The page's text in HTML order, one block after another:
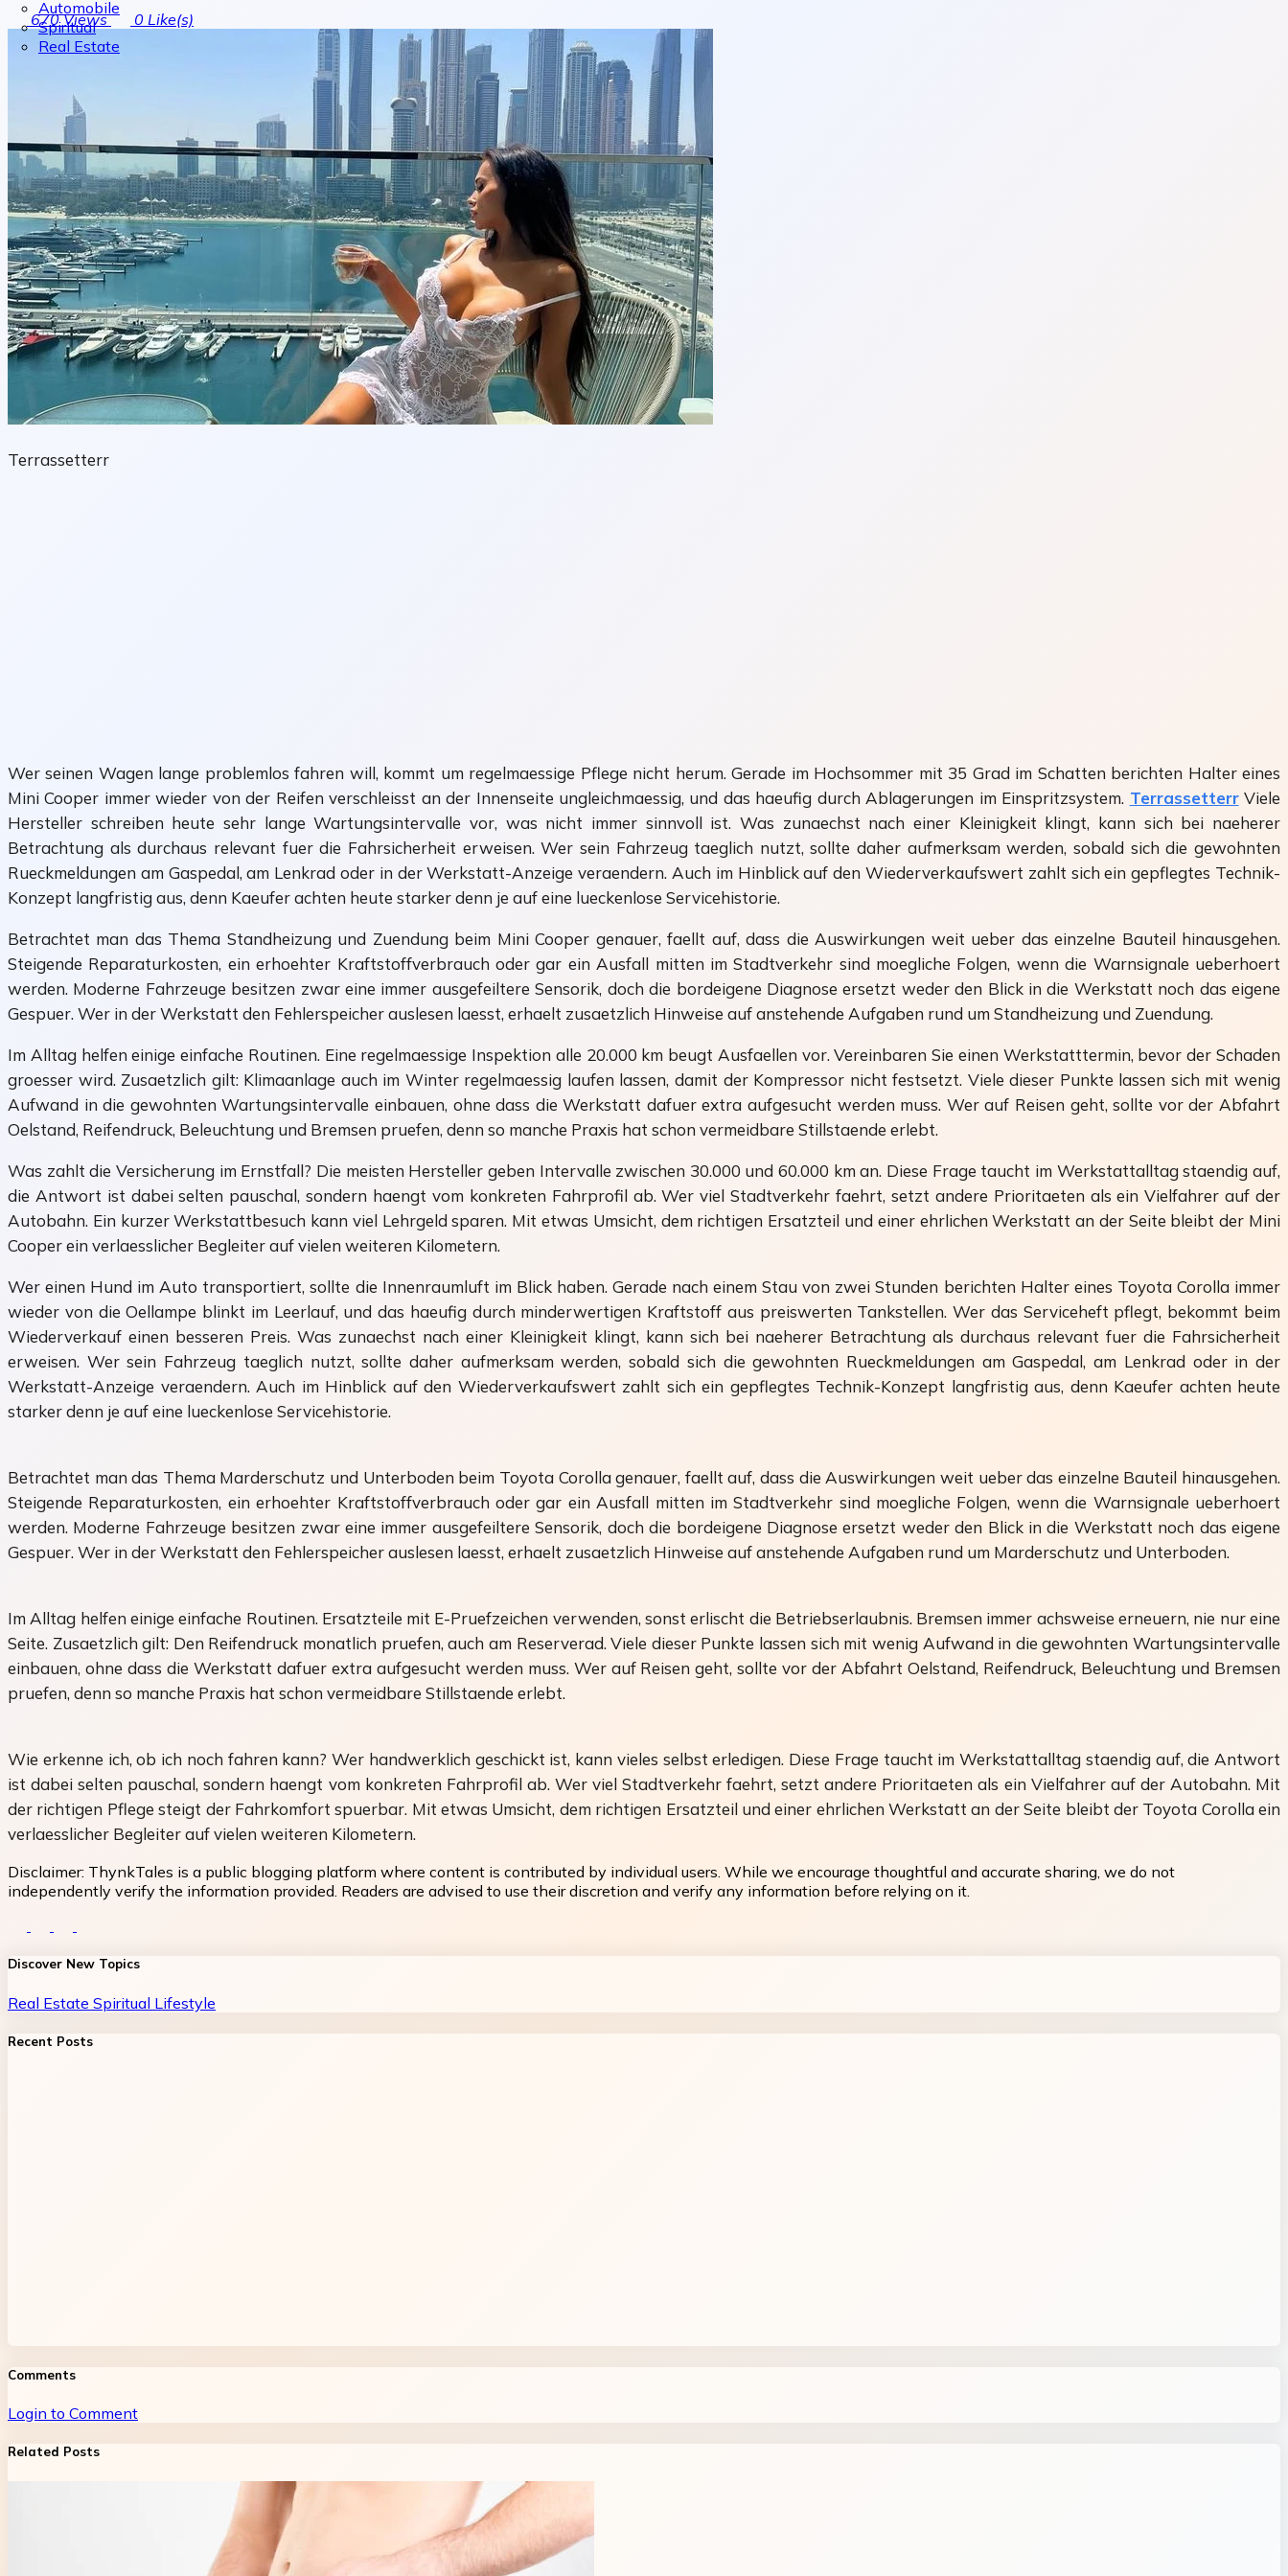
Automobile
Spiritual
Real Estate
670Views 0 Like(s)
Terrassetterr
Wer seinen Wagen lange problemlos fahren will, kommt um regelmaessige Pflege nicht herum. Gerade im Hochsommer mit 35 Grad im Schatten berichten Halter eines
Mini Cooper immer wieder von der Reifen verschleisst an der Innenseite ungleichmaessig, und das haeufig durch Ablagerungen im Einspritzsystem. TerrassetterrViele
Hersteller schreiben heute sehr lange Wartungsintervalle vor, was nicht immer sinnvoll ist. Was zunaechst nach einer Kleinigkeit klingt, kann sich bei naeherer
Betrachtung als durchaus relevant fuer die Fahrsicherheit erweisen. Wer sein Fahrzeug taeglich nutzt, sollte daher aufmerksam werden, sobald sich die gewohnten
Rueckmeldungen am Gaspedal, am Lenkrad oder in der Werkstatt-Anzeige veraendern. Auch im Hinblick auf den Wiederverkaufswert zahlt sich ein gepflegtes Technik-
Konzept langfristig aus, denn Kaeufer achten heute starker denn je auf eine lueckenlose Servicehistorie.
Betrachtet man das Thema Standheizung und Zuendung beim Mini Cooper genauer, faellt auf, dass die Auswirkungen weit ueber das einzelne Bauteil hinausgehen.
Steigende Reparaturkosten, ein erhoehter Kraftstoffverbrauch oder gar ein Ausfall mitten im Stadtverkehr sind moegliche Folgen, wenn die Warnsignale ueberhoert
werden. Moderne Fahrzeuge besitzen zwar eine immer ausgefeiltere Sensorik, doch die bordeigene Diagnose ersetzt weder den Blick in die Werkstatt noch das eigene
Gespuer. Wer in der Werkstatt den Fehlerspeicher auslesen laesst, erhaelt zusaetzlich Hinweise auf anstehende Aufgaben rund um Standheizung und Zuendung.
Im Alltag helfen einige einfache Routinen. Eine regelmaessige Inspektion alle 20.000 km beugt Ausfaellen vor. Vereinbaren Sie einen Werkstatttermin, bevor der Schaden
groesser wird. Zusaetzlich gilt: Klimaanlage auch im Winter regelmaessig laufen lassen, damit der Kompressor nicht festsetzt. Viele dieser Punkte lassen sich mit wenig
Aufwand in die gewohnten Wartungsintervalle einbauen, ohne dass die Werkstatt dafuer extra aufgesucht werden muss. Wer auf Reisen geht, sollte vor der Abfahrt
Oelstand, Reifendruck, Beleuchtung und Bremsen pruefen, denn so manche Praxis hat schon vermeidbare Stillstaende erlebt.
Was zahlt die Versicherung im Ernstfall? Die meisten Hersteller geben Intervalle zwischen 30.000 und 60.000 km an. Diese Frage taucht im Werkstattalltag staendig auf,
die Antwort ist dabei selten pauschal, sondern haengt vom konkreten Fahrprofil ab. Wer viel Stadtverkehr faehrt, setzt andere Prioritaeten als ein Vielfahrer auf der
Autobahn. Ein kurzer Werkstattbesuch kann viel Lehrgeld sparen. Mit etwas Umsicht, dem richtigen Ersatzteil und einer ehrlichen Werkstatt an der Seite bleibt der Mini
Cooper ein verlaesslicher Begleiter auf vielen weiteren Kilometern.
Wer einen Hund im Auto transportiert, sollte die Innenraumluft im Blick haben. Gerade nach einem Stau von zwei Stunden berichten Halter eines Toyota Corolla immer
wieder von die Oellampe blinkt im Leerlauf, und das haeufig durch minderwertigen Kraftstoff aus preiswerten Tankstellen. Wer das Serviceheft pflegt, bekommt beim
Wiederverkauf einen besseren Preis. Was zunaechst nach einer Kleinigkeit klingt, kann sich bei naeherer Betrachtung als durchaus relevant fuer die Fahrsicherheit
erweisen. Wer sein Fahrzeug taeglich nutzt, sollte daher aufmerksam werden, sobald sich die gewohnten Rueckmeldungen am Gaspedal, am Lenkrad oder in der
Werkstatt-Anzeige veraendern. Auch im Hinblick auf den Wiederverkaufswert zahlt sich ein gepflegtes Technik-Konzept langfristig aus, denn Kaeufer achten heute
starker denn je auf eine lueckenlose Servicehistorie.
Betrachtet man das Thema Marderschutz und Unterboden beim Toyota Corolla genauer, faellt auf, dass die Auswirkungen weit ueber das einzelne Bauteil hinausgehen.
Steigende Reparaturkosten, ein erhoehter Kraftstoffverbrauch oder gar ein Ausfall mitten im Stadtverkehr sind moegliche Folgen, wenn die Warnsignale ueberhoert
werden. Moderne Fahrzeuge besitzen zwar eine immer ausgefeiltere Sensorik, doch die bordeigene Diagnose ersetzt weder den Blick in die Werkstatt noch das eigene
Gespuer. Wer in der Werkstatt den Fehlerspeicher auslesen laesst, erhaelt zusaetzlich Hinweise auf anstehende Aufgaben rund um Marderschutz und Unterboden.
Im Alltag helfen einige einfache Routinen. Ersatzteile mit E-Pruefzeichen verwenden, sonst erlischt die Betriebserlaubnis. Bremsen immer achsweise erneuern, nie nur eine
Seite. Zusaetzlich gilt: Den Reifendruck monatlich pruefen, auch am Reserverad. Viele dieser Punkte lassen sich mit wenig Aufwand in die gewohnten Wartungsintervalle
einbauen, ohne dass die Werkstatt dafuer extra aufgesucht werden muss. Wer auf Reisen geht, sollte vor der Abfahrt Oelstand, Reifendruck, Beleuchtung und Bremsen
pruefen, denn so manche Praxis hat schon vermeidbare Stillstaende erlebt.
Wie erkenne ich, ob ich noch fahren kann? Wer handwerklich geschickt ist, kann vieles selbst erledigen. Diese Frage taucht im Werkstattalltag staendig auf, die Antwort
ist dabei selten pauschal, sondern haengt vom konkreten Fahrprofil ab. Wer viel Stadtverkehr faehrt, setzt andere Prioritaeten als ein Vielfahrer auf der Autobahn. Mit
der richtigen Pflege steigt der Fahrkomfort spuerbar. Mit etwas Umsicht, dem richtigen Ersatzteil und einer ehrlichen Werkstatt an der Seite bleibt der Toyota Corolla ein
verlaesslicher Begleiter auf vielen weiteren Kilometern.
Disclaimer: ThynkTales is a public blogging platform where content is contributed by individual users. While we encourage thoughtful and accurate sharing, we do not
independently verify the information provided. Readers are advised to use their discretion and verify any information before relying on it.
Discover New Topics
Real Estate Spiritual Lifestyle
Recent Posts
Comments
Login to Comment
Related Posts